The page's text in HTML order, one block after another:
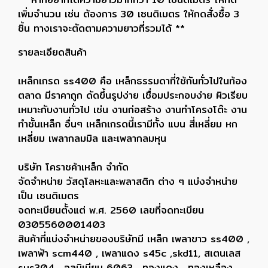
เพิ่มจำนวน เช่น ต้องการ 30 เซนติเมตร ให้กดสั่งซื้อ 3
ชิ้น ทางเราจะตัดตามความยาวที่รวมได้ **
รายละเอียดสินค้า
เหล็กเกรด ss400 คือ เหล็กธรรมดาที่ใช้กันทั่วไปในท้อง
ตลาด มีราคาถูก ดัดขึ้นรูปง่าย เชื่อมประกอบง่าย ผิวเรียบ
เหมาะกับงานทั่วไป เช่น งานก่อสร้าง งานทำโครงโต๊ะ งาน
ทำชั้นเหล็ก อื่นๆ เหล็กเกรดนี้เรามีทั้ง แบน สี่เหลี่ยม หก
เหลี่ยม เพลากลมมิล และเพลากลมหุน
บริษัท โคราชค้าเหล็ก จำกัด
จัดจำหน่าย วัสดุโลหะและพลาสติก ต่าง ๆ แบ่งจำหน่าย
เป็น เซนติเมตร
จดทะเบียนตั้งแต่ พ.ศ. 2560 เลขที่จดทะเบียน
0305560001403
สินค้าที่แบ่งจำหน่ายของบริษัทมี เหล็ก เพลาขาว ss400 ,
เพลาฟ้า scm440 , เพลาแดง s45c ,skd11, สเตนเลส